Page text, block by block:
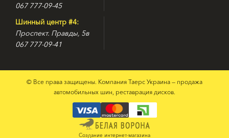
067 777-09-45
Шинный центр #4:
Проспект. Правды, 5в
067 777-09-41
© Все права защищены. Компания Таерс Украина — продажа
автомобильных шин, реставрация дисков.
Создание интернет-магазина